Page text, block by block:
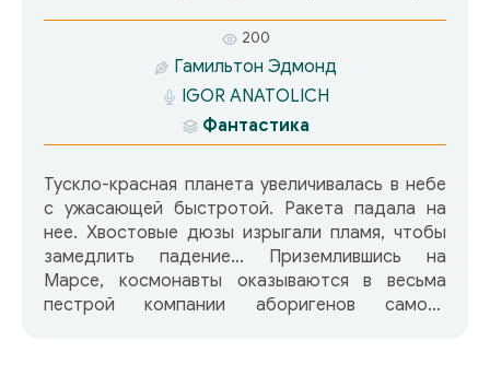
200
Гамильтон Эдмонд
IGOR ANATOLICH
Фантастика
Тускло-красная планета увеличивалась в небе
с ужасающей быстротой. Ракета падала на
нее. Хвостовые дюзы изрыгали пламя, чтобы
замедлить падение… Приземлившись на
Марсе, космонавты оказываются в весьма
пестрой компании аборигенов самого